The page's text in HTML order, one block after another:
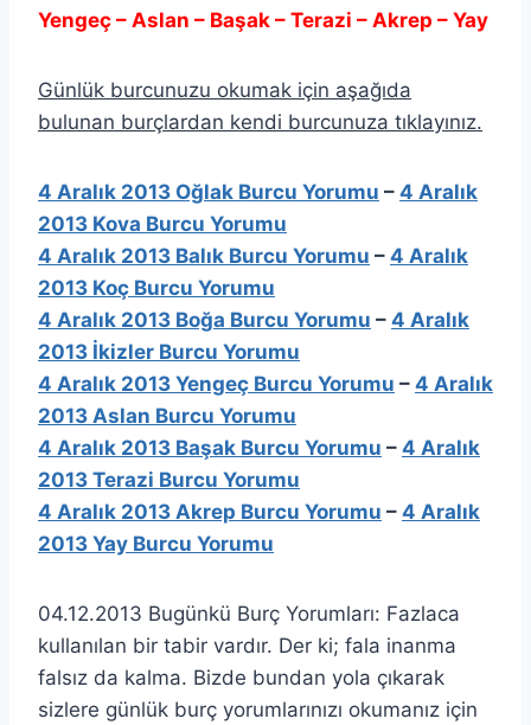
Yengeç – Aslan – Başak – Terazi – Akrep – Yay
Günlük burcunuzu okumak için aşağıda
bulunan burçlardan kendi burcunuza tıklayınız.
4 Aralık 2013 Oğlak Burcu Yorumu – 4 Aralık
2013 Kova Burcu Yorumu
4 Aralık 2013 Balık Burcu Yorumu – 4 Aralık
2013 Koç Burcu Yorumu
4 Aralık 2013 Boğa Burcu Yorumu – 4 Aralık
2013 İkizler Burcu Yorumu
4 Aralık 2013 Yengeç Burcu Yorumu – 4 Aralık
2013 Aslan Burcu Yorumu
4 Aralık 2013 Başak Burcu Yorumu – 4 Aralık
2013 Terazi Burcu Yorumu
4 Aralık 2013 Akrep Burcu Yorumu – 4 Aralık
2013 Yay Burcu Yorumu
04.12.2013 Bugünkü Burç Yorumları: Fazlaca
kullanılan bir tabir vardır. Der ki; fala inanma
falsız da kalma. Bizde bundan yola çıkarak
sizlere günlük burç yorumlarınızı okumanız için